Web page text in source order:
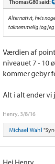
ThomasG80 said:
Alternativt, hvis
taknemmelig (og
Værdien af
niveauet 7 - 10
kommer gebyr
Alt i alt ender vi
Henry, 3/8/16
Michael Wahl
Hej Henry